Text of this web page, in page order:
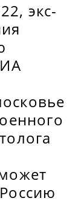
экс-